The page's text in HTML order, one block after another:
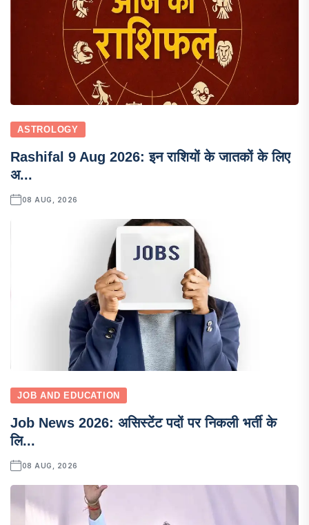
ASTROLOGY
Rashifal 9 Aug 2026: इन राशियों के जातकों के लिए
अ...
08 AUG, 2026
JOB AND EDUCATION
Job News 2026: असिस्टेंट पदों पर निकली भर्ती के
लि...
08 AUG, 2026